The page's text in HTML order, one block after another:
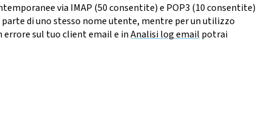
via IMAP (50 consentite) e POP3 (10 consentite)
di uno stesso nome utente, mentre per un utilizzo
errore sul tuo client email e inAnalisi log email potrai